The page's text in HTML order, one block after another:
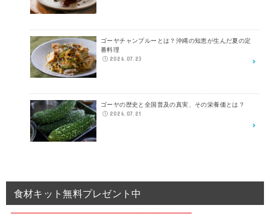
ゴーヤチャンプルーとは？沖縄の知恵が生んだ夏の定
番料理
2026.07.23
ゴーヤの歴史と全国普及の真実、その栄養価とは？
2026.07.21
食材キット無料プレゼント中